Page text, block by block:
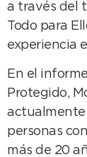
a través del
Todo para
experiencia
En el
Protegido,
actualmente
personas
más de 20